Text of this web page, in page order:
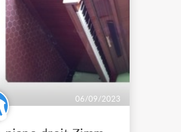
06/09/2023